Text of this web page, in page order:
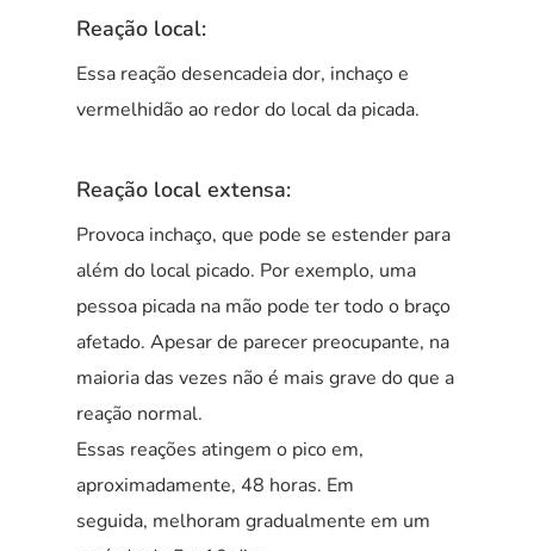
Reação local:
Essa reação desencadeia dor, inchaço e
vermelhidão ao redor do local da picada.
Reação local extensa:
Provoca inchaço, que pode se estender para
além do local picado. Por exemplo, uma
pessoa picada na mão pode ter todo o braço
afetado. Apesar de parecer preocupante, na
maioria das vezes não é mais grave do que a
reação normal.
Essas reações atingem o pico em,
aproximadamente, 48 horas. Em
seguida, melhoram gradualmente em um